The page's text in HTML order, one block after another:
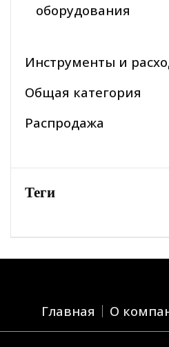
оборудования
Инструменты и
Общая категория
Распродажа
Теги
Главная О